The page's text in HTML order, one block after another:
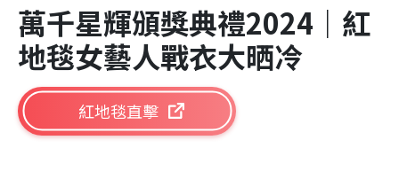
萬千星輝頒獎典禮2024｜紅
地毯女藝人戰衣大晒冷
紅地毯直擊